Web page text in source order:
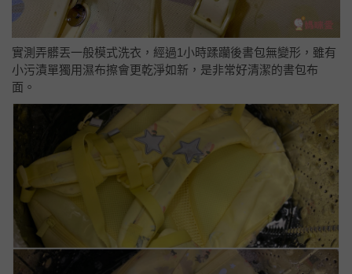
實測弄髒丟一般模式洗衣，經過1小時蹂躪後書包無變形，雖有
小污漬單獨用濕布擦會更乾淨如新，是非常好清潔的書包布
面。